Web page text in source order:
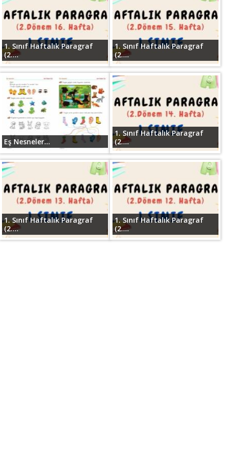
1. Sınıf Haftalık Paragraf
(2....
1. Sınıf Haftalık Paragraf
(2....
Eş Nesneler...
1. Sınıf Haftalık Paragraf
(2....
1. Sınıf Haftalık Paragraf
(2....
1. Sınıf Haftalık Paragraf
(2....